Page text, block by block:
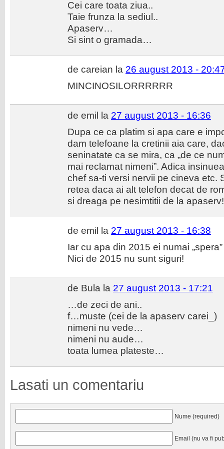
Cei care toata ziua..
Taie frunza la sediul..
Apaserv…
Si sint o gramada…
de careian la 26 august 2013 -
MINCINOSILORRRRRR
de emil la 27 august 2013 - 16:36
Dupa ce ca platim si apa care e
dam telefoane la cretinii aia care,
seninatate ca se mira, ca „de ce
mai reclamat nimeni”. Adica
chef sa-ti versi nervii pe cineva etc.
retea daca ai alt telefon decat de
si dreaga pe nesimtitii de la apaserv!
de emil la 27 august 2013 - 16:38
Iar cu apa din 2015 ei numai
Nici de 2015 nu sunt siguri!
de Bula la 27 august 2013 - 17:21
…de zeci de ani..
f…muste (cei de la apaserv carei_)
nimeni nu vede…
nimeni nu aude…
toata lumea plateste…
Lasati un comentariu
Nume (required)
Email (nu va fi